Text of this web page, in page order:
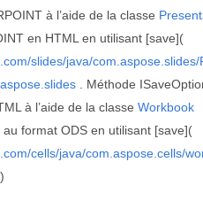
à l’aide de la classe
en HTML en utilisant [save](
slides/java/
. Méthode
à l’aide de la classe Workbook
format ODS en utilisant [save](
cells/java/com.aspose.cells/